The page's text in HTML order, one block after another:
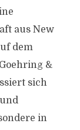
aus New
dem
&
sich
in